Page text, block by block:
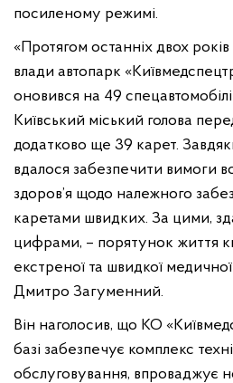
посиленому режимі.
«Протягом останніх двох років
влади автопарк
оновився на 49
Київський міський голова
додатково ще 39 карет.
вдалося забезпечити вимоги
здоров’я щодо належного
каретами швидких. За цими,
цифрами, – порятунок життя
екстреної та швидкої
Дмитро Загуменний.
Він наголосив, що КО
базі забезпечує комплекс
обслуговування, впроваджує